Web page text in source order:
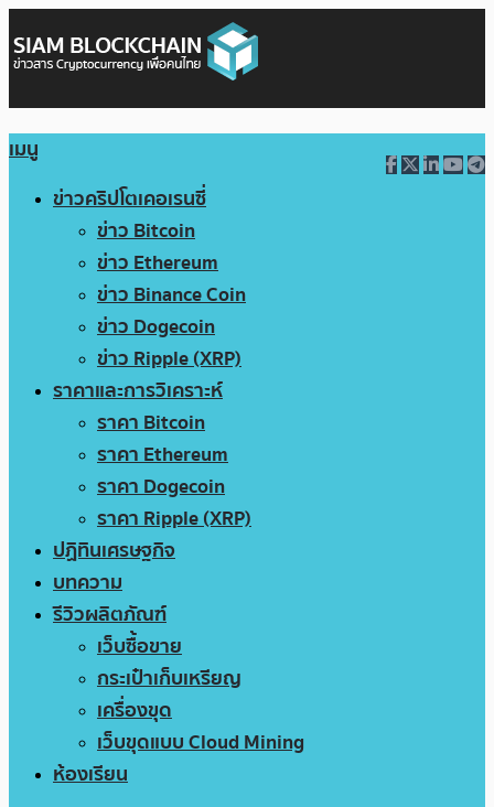
เมนู
ข่าวคริปโตเคอเรนซี่
ข่าว Bitcoin
ข่าว Ethereum
ข่าว Binance Coin
ข่าว Dogecoin
ข่าว Ripple (XRP)
ราคาและการวิเคราะห์
ราคา Bitcoin
ราคา Ethereum
ราคา Dogecoin
ราคา Ripple (XRP)
ปฏิทินเศรษฐกิจ
บทความ
รีวิวผลิตภัณฑ์
เว็บซื้อขาย
กระเป๋าเก็บเหรียญ
เครื่องขุด
เว็บขุดแบบ Cloud Mining
ห้องเรียน